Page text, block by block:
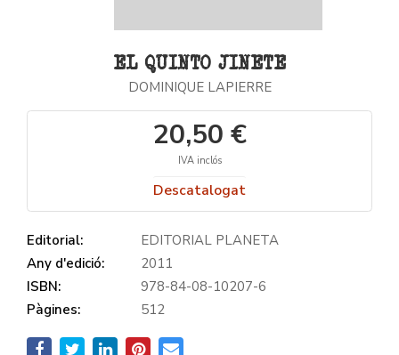
EL QUINTO JINETE
DOMINIQUE LAPIERRE
20,50 €
IVA inclós
Descatalogat
Editorial:
EDITORIAL PLANETA
Any d'edició:
2011
ISBN:
978-84-08-10207-6
Pàgines:
512